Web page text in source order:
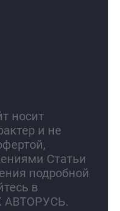
носит
и не
Статьи
подробной
в
АВТОРУСЬ.